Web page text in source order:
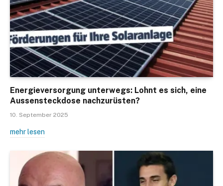
Energieversorgung unterwegs: Lohnt es sich, eine
Aussensteckdose nachzurüsten?
10. September 2025
mehr lesen